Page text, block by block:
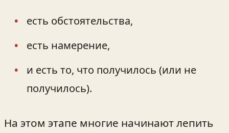
есть обстоятельства,
есть намерение,
и есть то, что получилось (или не
получилось).
На этом этапе многие начинают лепить